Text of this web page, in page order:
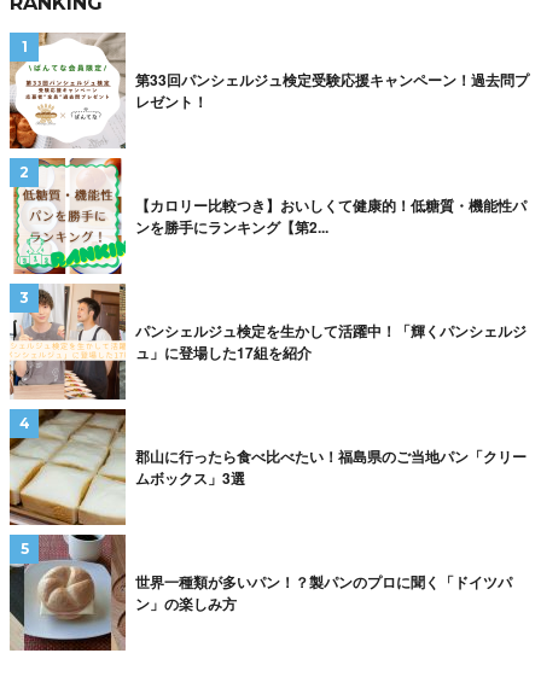
第33回パンシェルジュ検定受験応援キャンペーン！過去問プ
レゼント！
【カロリー比較つき】おいしくて健康的！低糖質・機能性パ
ンを勝手にランキング【第2...
パンシェルジュ検定を生かして活躍中！「輝くパンシェルジ
ュ」に登場した17組を紹介
郡山に行ったら食べ比べたい！福島県のご当地パン「クリー
ムボックス」3選
世界一種類が多いパン！？製パンのプロに聞く「ドイツパ
ン」の楽しみ方